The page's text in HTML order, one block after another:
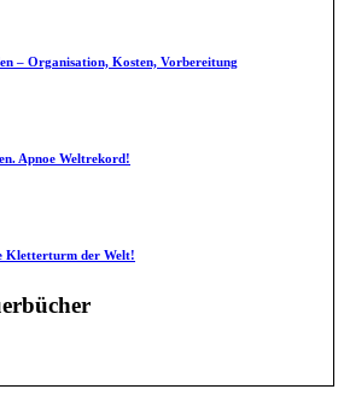
– Organisation, Kosten, Vorbereitung
Apnoe Weltrekord!
Kletterturm der Welt!